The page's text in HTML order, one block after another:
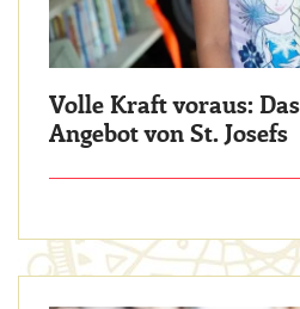
Volle Kraft voraus:
Angebot von St. Josefs